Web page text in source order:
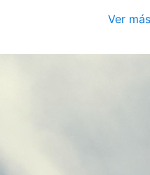
Ver más